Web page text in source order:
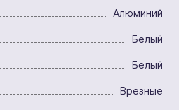
Алюминий
Белый
Белый
Врезные